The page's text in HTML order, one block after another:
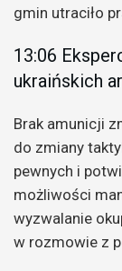
gmin utraciło
13:06
ukraińskich
Brak amunicji
do zmiany
pewnych i
możliwości
wyzwalanie
w rozmowie z